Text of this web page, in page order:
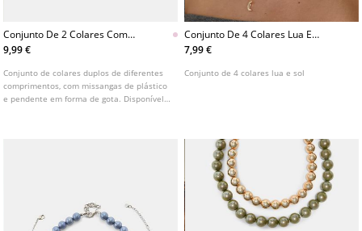
Conjunto De 2 Colares Com
Contas
9,99 €
Conjunto de colares duplos de diferentes
comprimentos, com missangas de plástico
e pendente em forma de gota. Disponível
Conjunto De 4 Colares Lua E
Sol
7,99 €
Conjunto de 4 colares lua e sol